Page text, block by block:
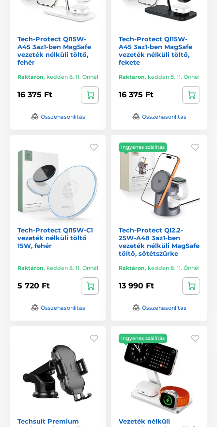
Tech-Protect QI15W-
A45 3az1-ben MagSafe
vezeték nélküli töltő,
fehér
Raktáron, kedden 8. 11. Önnél
16 375 Ft
Összehasonlítás
Tech-Protect QI15W-
A45 3az1-ben MagSafe
vezeték nélküli töltő,
fekete
Raktáron, kedden 8. 11. Önnél
16 375 Ft
Összehasonlítás
Tech-Protect QI15W-C1
vezeték nélküli töltő
15W, fehér
Raktáron, kedden 8. 11. Önnél
5 720 Ft
Összehasonlítás
Ingyenes szállítás
Tech-Protect QI2.2-
25W-A48 3az1-ben
vezeték nélküli MagSafe
töltő, sötétszürke
Raktáron, kedden 8. 11. Önnél
13 990 Ft
Összehasonlítás
Techsuit Premium
Ingyenes szállítás
Vezeték nélküli